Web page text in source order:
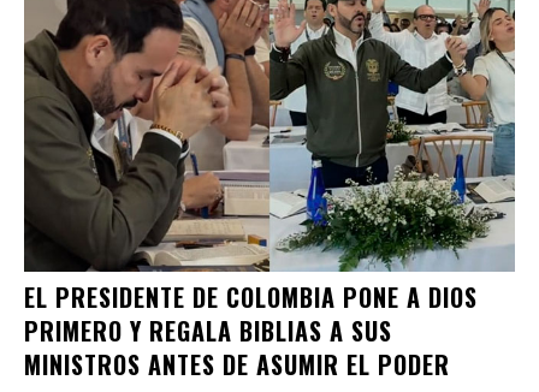
EL PRESIDENTE DE COLOMBIA PONE A DIOS
PRIMERO Y REGALA BIBLIAS A SUS
MINISTROS ANTES DE ASUMIR EL PODER